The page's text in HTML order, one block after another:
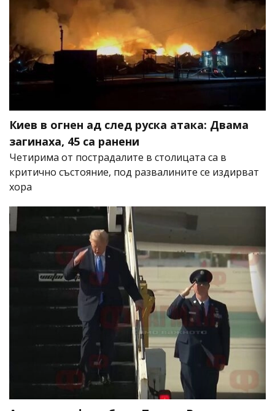
Киев в огнен ад след руска атака: Двама
загинаха, 45 са ранени
Четирима от пострадалите в столицата са в
критично състояние, под развалините се издирват
хора